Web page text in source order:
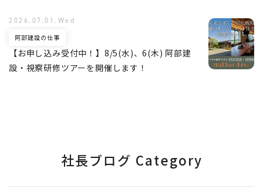
【お申し込み受付中！】8/5(水)、6(木) 阿部建
設・視察研修ツアーを開催します！
阿部建設の仕事
2026.07.01.Wed
社長ブログ Category